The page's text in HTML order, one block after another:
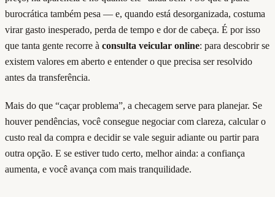
burocrática também pesa — e, quando está desorganizada, costuma
virar gasto inesperado, perda de tempo e dor de cabeça. É por isso
que tanta gente recorre à consulta veicular online: para descobrir se
existem valores em aberto e entender o que precisa ser resolvido
antes da transferência.
Mais do que “caçar problema”, a checagem serve para planejar. Se
houver pendências, você consegue negociar com clareza, calcular o
custo real da compra e decidir se vale seguir adiante ou partir para
outra opção. E se estiver tudo certo, melhor ainda: a confiança
aumenta, e você avança com mais tranquilidade.